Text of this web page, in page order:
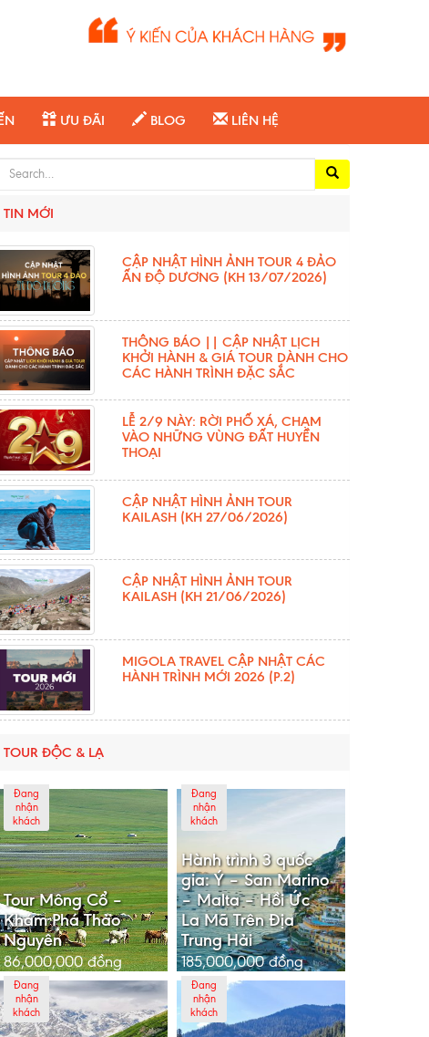
ƯU ĐÃI BLOG LIÊN HỆ
Search for:
TIN MỚI
CẬP NHẬT HÌNH ẢNH TOUR 4 ĐẢO
ẤN ĐỘ DƯƠNG (KH 13/07/2026)
THÔNG BÁO || CẬP NHẬT LỊCH
KHỞI HÀNH & GIÁ TOUR DÀNH CHO
CÁC HÀNH TRÌNH ĐẶC SẮC
LỄ 2/9 NÀY: RỜI PHỐ XÁ, CHẠM
VÀO NHỮNG VÙNG ĐẤT HUYỀN
THOẠI
CẬP NHẬT HÌNH ẢNH TOUR
KAILASH (KH 27/06/2026)
CẬP NHẬT HÌNH ẢNH TOUR
KAILASH (KH 21/06/2026)
MIGOLA TRAVEL CẬP NHẬT CÁC
HÀNH TRÌNH MỚI 2026 (P.2)
TOUR ĐỘC & LẠ
Đang
nhận
khách
Tour Mông Cổ –
Khám Phá Thảo
Nguyên
86,000,000đồng
Đang
nhận
khách
Hành trình 3 quốc
gia: Ý – San Marino
– Malta – Hồi Ức
La Mã Trên Địa
Trung Hải
185,000,000đồng
Đang
nhận
khách
Đang
nhận
khách